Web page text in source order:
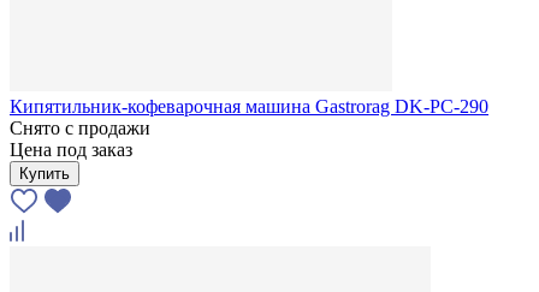
Кипятильник-кофеварочная машина Gastrorag DK-PC-290
Снято с продажи
Цена под заказ
Купить